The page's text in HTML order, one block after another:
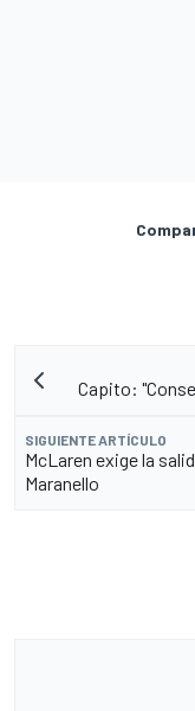
Capito:
SIGUIENTE ARTÍCULO
McLaren exige la
Maranello